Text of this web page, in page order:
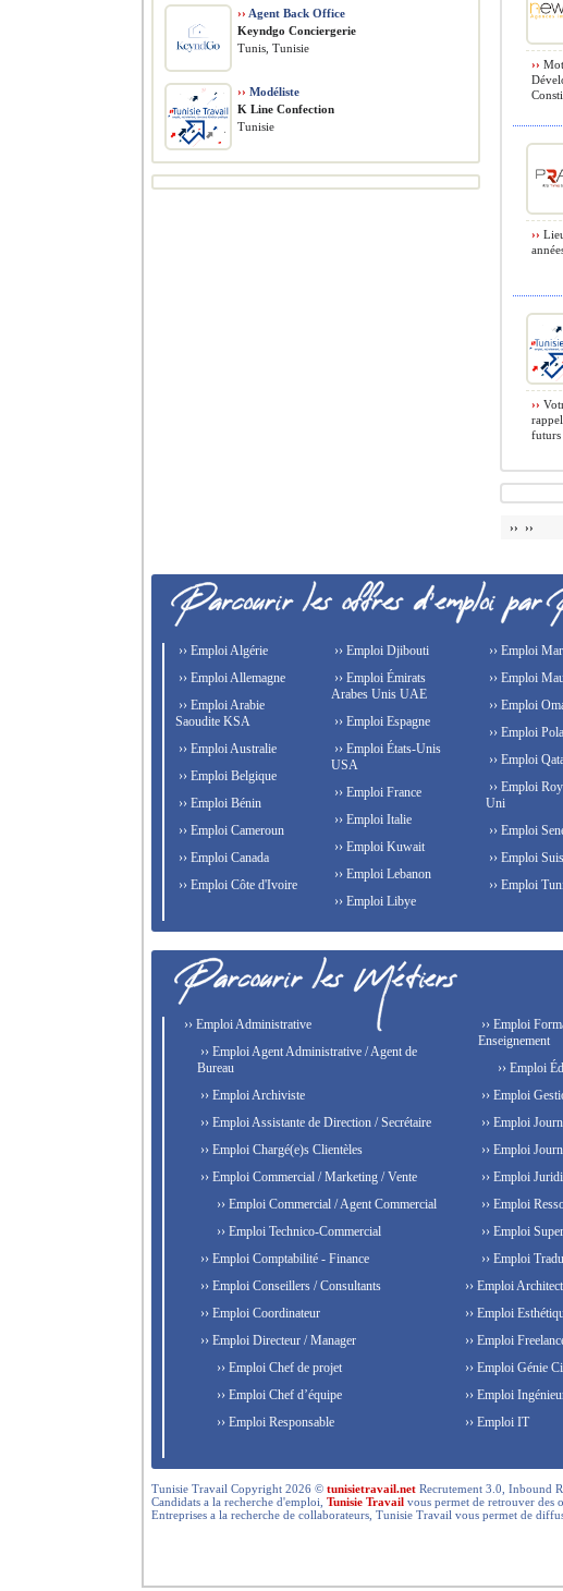
››
››
››
futurs
›› ››
›› Agent Back Office
Keyndgo Conciergerie
Tunis, Tunisie
›› Modéliste
K Line Confection
Tunisie
›› Emploi Algérie
›› Emploi Allemagne
›› Emploi Arabie
Saoudite KSA
›› Emploi Australie
›› Emploi Belgique
›› Emploi Bénin
›› Emploi Cameroun
›› Emploi Canada
›› Emploi Côte d'Ivoire
›› Emploi Djibouti
›› Emploi Émirats
Arabes Unis UAE
›› Emploi Espagne
›› Emploi États-Unis
USA
›› Emploi France
›› Emploi Italie
›› Emploi Kuwait
›› Emploi Lebanon
›› Emploi Libye
›› Emploi
›› Emploi
›› Emploi
›› Emploi
›› Emploi
›› Emploi
Uni
›› Emploi
›› Emploi
›› Emploi
›› Emploi Administrative
›› Emploi Agent Administrative / Agent de
Bureau
›› Emploi Archiviste
›› Emploi Assistante de Direction / Secrétaire
›› Emploi Chargé(e)s Clientèles
›› Emploi Commercial / Marketing / Vente
›› Emploi Commercial / Agent Commercial
›› Emploi Technico-Commercial
›› Emploi Comptabilité - Finance
›› Emploi Conseillers / Consultants
›› Emploi Coordinateur
›› Emploi Directeur / Manager
›› Emploi Chef de projet
›› Emploi Chef d’équipe
›› Emploi Responsable
›› Emploi
Enseignement
›› Emploi
›› Emploi
›› Emploi
›› Emploi
›› Emploi
›› Emploi
›› Emploi
›› Emploi
›› Emploi
›› Emploi
›› Emploi
›› Emploi Génie
›› Emploi
›› Emploi IT
Tunisie Travail Copyright 2026 © tunisietravail.net Recrutement 3.0, Inbound
Candidats a la recherche d'emploi, Tunisie Travail vous permet de retrouver des
Entreprises a la recherche de collaborateurs, Tunisie Travail vous permet de